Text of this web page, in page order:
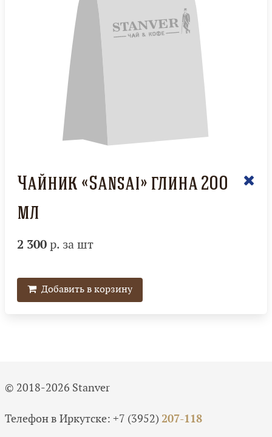
Чайник «Sansai» глина 200
мл
2 300 р. за шт
Добавить в корзину
© 2018-2026 Stanver
Телефон в Иркутске: +7 (3952) 207-118